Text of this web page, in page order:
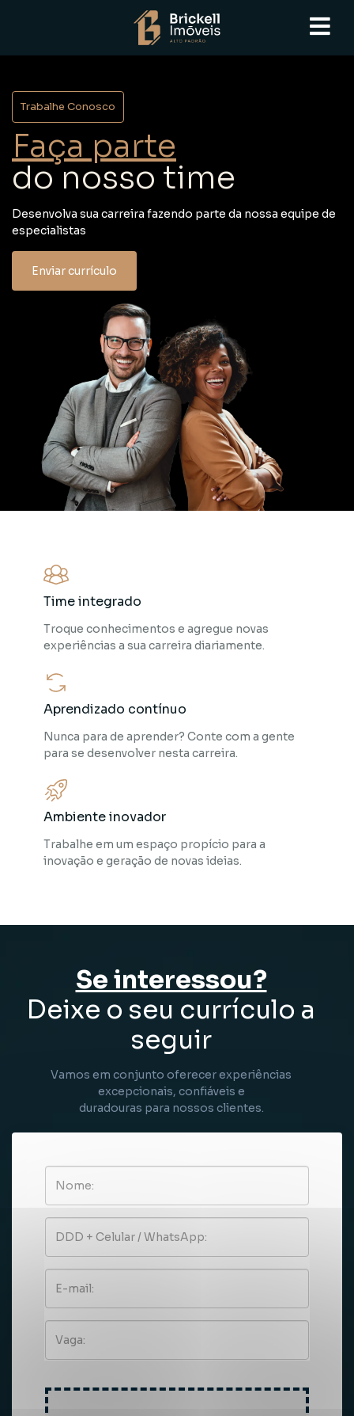
Trabalhe Conosco
Faça parte
do nosso time
Desenvolva sua carreira fazendo parte da nossa equipe de
especialistas
Enviar currículo
Time integrado
Troque conhecimentos e agregue novas
experiências a sua carreira diariamente.
Aprendizado contínuo
Nunca para de aprender? Conte com a gente
para se desenvolver nesta carreira.
Ambiente inovador
Trabalhe em um espaço propício para a
inovação e geração de novas ideias.
Se interessou?
Deixe o seu currículo a
seguir
Vamos em conjunto oferecer experiências
excepcionais, confiáveis e
duradouras para nossos clientes.